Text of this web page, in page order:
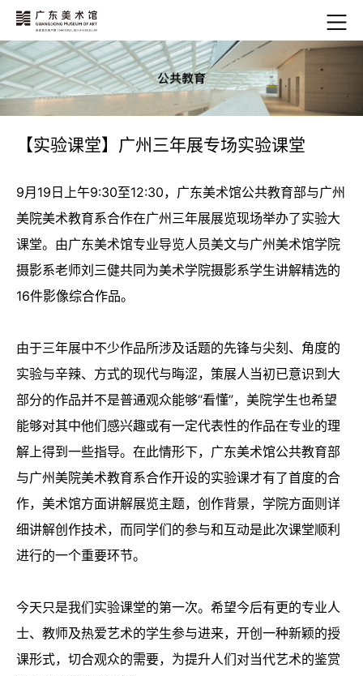
【实验课堂】广州三年展专场实验课堂
9月19日上午9:30至12:30，广东美术馆公共教育部与广州
美院美术教育系合作在广州三年展展览现场举办了实验大
课堂。由广东美术馆专业导览人员美文与广州美术馆学院
摄影系老师刘三健共同为美术学院摄影系学生讲解精选的
16件影像综合作品。
由于三年展中不少作品所涉及话题的先锋与尖刻、角度的
实验与辛辣、方式的现代与晦涩，策展人当初已意识到大
部分的作品并不是普通观众能够“看懂”，美院学生也希望
能够对其中他们感兴趣或有一定代表性的作品在专业的理
解上得到一些指导。在此情形下，广东美术馆公共教育部
与广州美院美术教育系合作开设的实验课才有了首度的合
作，美术馆方面讲解展览主题，创作背景，学院方面则详
细讲解创作技术，而同学们的参与和互动是此次课堂顺利
进行的一个重要环节。
今天只是我们实验课堂的第一次。希望今后有更的专业人
士、教师及热爱艺术的学生参与进来，开创一种新颖的授
课形式，切合观众的需要，为提升人们对当代艺术的鉴赏